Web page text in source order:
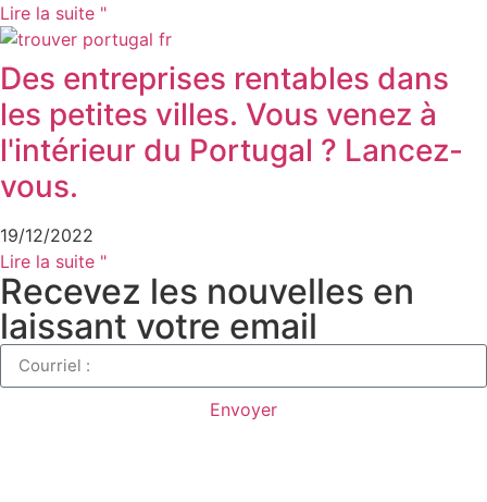
Lire la suite "
Des entreprises rentables dans
les petites villes. Vous venez à
l'intérieur du Portugal ? Lancez-
vous.
19/12/2022
Lire la suite "
Recevez les nouvelles en
laissant votre email
Envoyer